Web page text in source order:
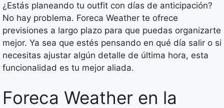
¿Estás planeando tu outfit con días de anticipación?
No hay problema. Foreca Weather te ofrece
previsiones a largo plazo para que puedas organizarte
mejor. Ya sea que estés pensando en qué día salir o si
necesitas ajustar algún detalle de última hora, esta
funcionalidad es tu mejor aliada.
Foreca Weather en la